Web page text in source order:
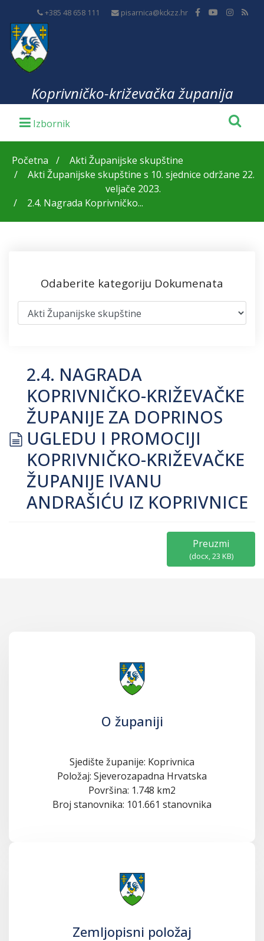
+385 48 658 111 pisarnica@kckzz.hr
Koprivničko-križevačka županija
Početna
Akti Županijske skupštine
Akti Županijske skupštine s 10. sjednice održane 22.
veljače 2023.
2.4. Nagrada Koprivničko...
Odaberite kategoriju Dokumenata
document
2.4. NAGRADA
KOPRIVNIČKO-KRIŽEVAČKE
ŽUPANIJE ZA DOPRINOS
UGLEDU I PROMOCIJI
KOPRIVNIČKO-KRIŽEVAČKE
ŽUPANIJE IVANU
ANDRAŠIĆU IZ KOPRIVNICE
Preuzmi
(docx,23 KB)
O županiji
Sjedište županije: Koprivnica
Položaj: Sjeverozapadna Hrvatska
Površina: 1.748 km2
Broj stanovnika: 101.661 stanovnika
Zemljopisni položaj